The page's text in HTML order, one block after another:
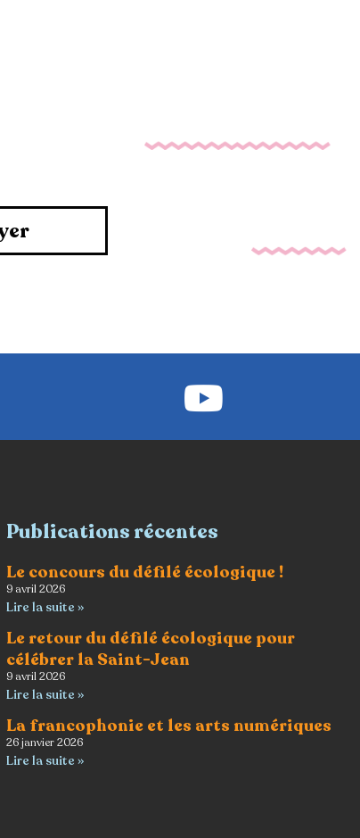
Publications récentes
Le concours du défilé écologique !
9 avril 2026
Lire la suite »
Le retour du défilé écologique pour
célébrer la Saint-Jean
9 avril 2026
Lire la suite »
La francophonie et les arts numériques
26 janvier 2026
Lire la suite »